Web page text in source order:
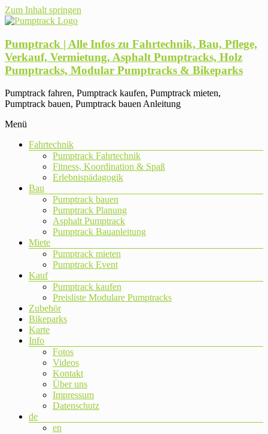
Zum Inhalt springen
Pumptrack | Alle Infos zu Fahrtechnik, Bau, Pflege,
Verkauf, Vermietung, Asphalt Pumptracks, Holz
Pumptracks, Modular Pumptracks & Bikeparks
Pumptrack fahren, Pumptrack kaufen, Pumptrack mieten,
Pumptrack bauen, Pumptrack bauen Anleitung
Menü
Fahrtechnik
Pumptrack Fahrtechnik
Fitness, Koordination & Spaß
Erlebnispädagogik
Bau
Pumptrack bauen
Pumptrack Planung
Asphalt Pumptrack
Pumptrack Bauanleitung
Miete
Pumptrack mieten
Pumptrack Event
Kauf
Pumptrack kaufen
Preisliste Modulare Pumptracks
Zubehör
Bikeparks
Karte
Info
Fotos
Videos
Kontakt
Über uns
Impressum
Datenschutz
de
en